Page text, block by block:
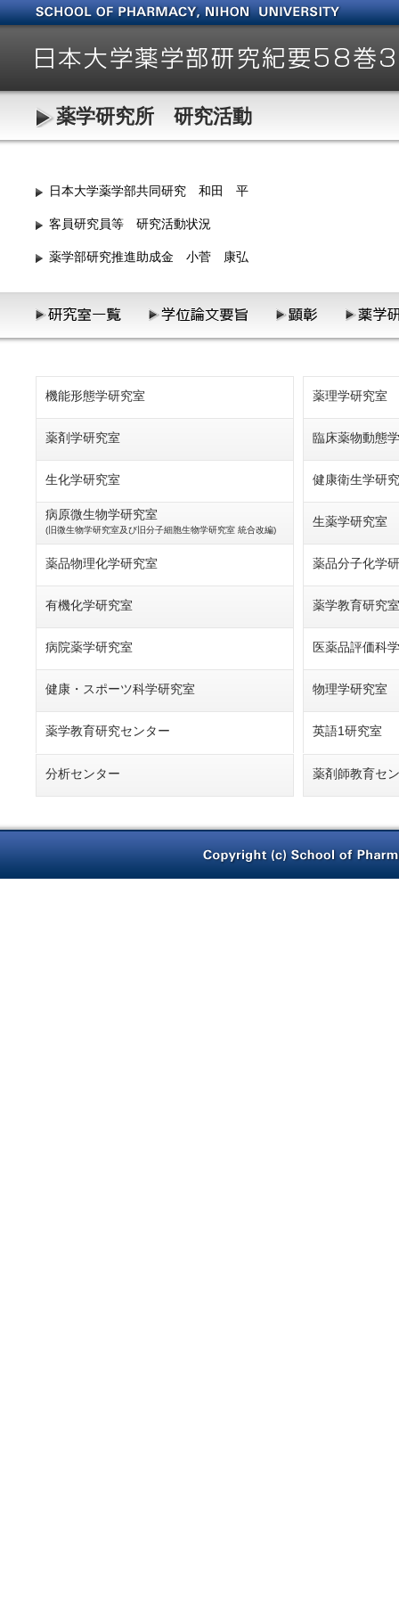
薬学研究所 研究活動
日本大学薬学部共同研究 和田 平
客員研究員等 研究活動状況
薬学部研究推進助成金 小菅 康弘
機能形態学研究室 薬理学研究室
薬剤学研究室 臨床薬物動態
生化学研究室 健康衛生学研
病原微生物学研究室
(旧微生物学研究室及び旧分子細胞生物学研究室 統合改編)
生薬学研究室
薬品物理化学研究室 薬品分子化学
有機化学研究室 薬学教育研究室
病院薬学研究室 医薬品評価科
健康・スポーツ科学研究室 物理学研究室
薬学教育研究センター 英語1研究室
分析センター 薬剤師教育セ